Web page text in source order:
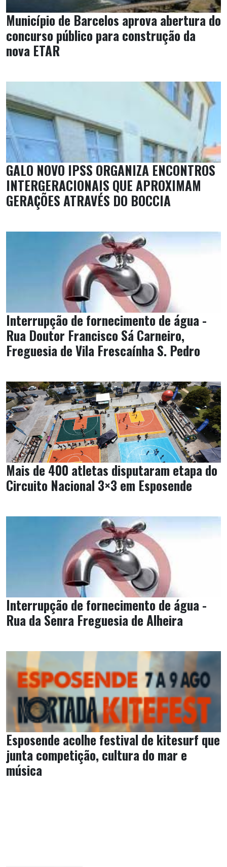
Município de Barcelos aprova abertura do
concurso público para construção da
nova ETAR
GALO NOVO IPSS ORGANIZA ENCONTROS
INTERGERACIONAIS QUE APROXIMAM
GERAÇÕES ATRAVÉS DO BOCCIA
Interrupção de fornecimento de água -
Rua Doutor Francisco Sá Carneiro,
Freguesia de Vila Frescaínha S. Pedro
Mais de 400 atletas disputaram etapa do
Circuito Nacional 3×3 em Esposende
Interrupção de fornecimento de água -
Rua da Senra Freguesia de Alheira
Esposende acolhe festival de kitesurf que
junta competição, cultura do mar e
música